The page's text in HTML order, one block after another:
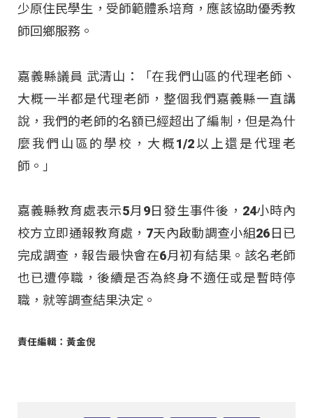
少原住民學生，受師範體系培育，應該協助優秀教
師回鄉服務。
嘉義縣議員 武清山：「在我們山區的代理老師、
大概一半都是代理老師，整個我們嘉義縣一直講
說，我們的老師的名額已經超出了編制，但是為什
麼我們山區的學校，大概1/2以上還是代理老
師。」
嘉義縣教育處表示5月9日發生事件後，24小時內
校方立即通報教育處，7天內啟動調查小組26日已
完成調查，報告最快會在6月初有結果。該名老師
也已遭停職，後續是否為終身不適任或是暫時停
職，就等調查結果決定。
責任編輯：黃金倪